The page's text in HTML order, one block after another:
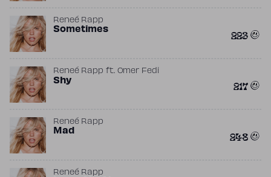
Reneé Rapp
Sometimes 223
Reneé Rapp ft. Omer Fedi
Shy 217
Reneé Rapp
Mad 248
Reneé Rapp